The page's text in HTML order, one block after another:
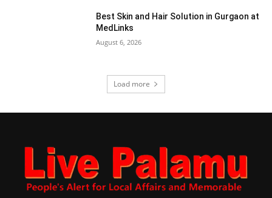
Best Skin and Hair Solution in Gurgaon at
MedLinks
August 6, 2026
Load more